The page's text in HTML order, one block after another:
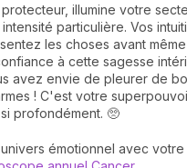
illumine votre
particulière. Vos
les choses avant
à cette sagesse
avez envie de pleurer de
! C'est votre
profondément. 🥺
émotionnel avec votre